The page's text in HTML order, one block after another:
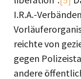
I.R.A.-
reichte von
gegen
andere